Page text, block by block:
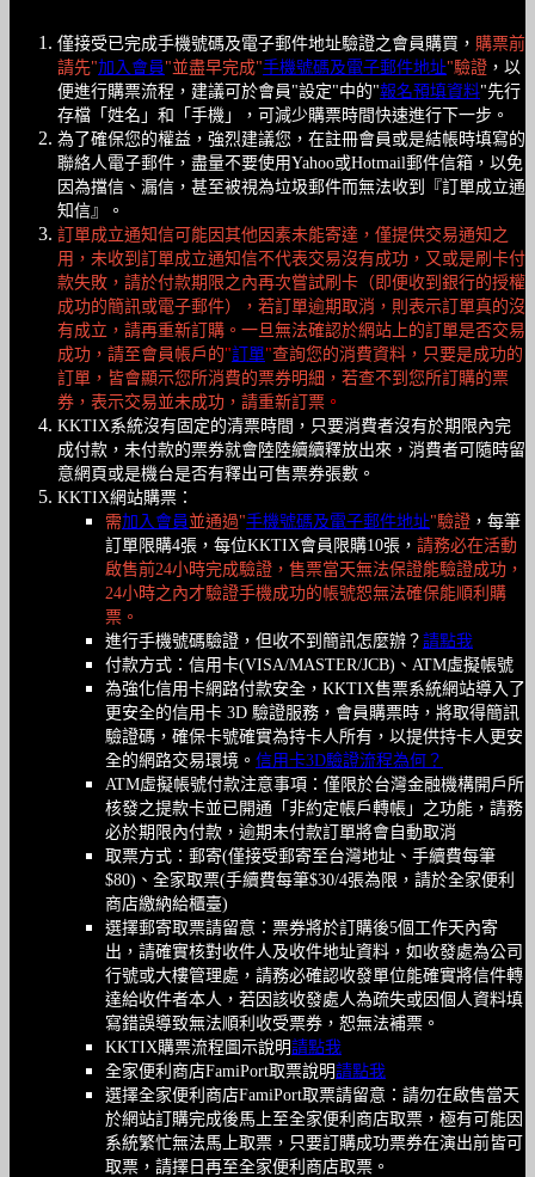
僅接受已完成手機號碼及電子郵件地址驗證之會員購買， 購票前
請先"加入會員 "並盡早完成"手機號碼及電子郵件地址"驗證 ，以
便進行購票流程，建議可於會員"設定"中的"報名預填資料"先行
存檔「姓名」和「手機」，可減少購票時間快速進行下一步。
為了確保您的權益，強烈建議您，在註冊會員或是結帳時填寫的
聯絡人電子郵件，盡量不要使用Yahoo或Hotmail郵件信箱，以免
因為擋信、漏信，甚至被視為垃圾郵件而無法收到『訂單成立通
知信』。
訂單成立通知信可能因其他因素未能寄達，僅提供交易通知之
用，未收到訂單成立通知信不代表交易沒有成功，又或是刷卡付
款失敗，請於付款期限之內再次嘗試刷卡（即便收到銀行的授權
成功的簡訊或電子郵件），若訂單逾期取消，則表示訂單真的沒
有成立，請再重新訂購。一旦無法確認於網站上的訂單是否交易
成功，請至會員帳戶的"訂單"查詢您的消費資料，只要是成功的
訂單，皆會顯示您所消費的票券明細，若查不到您所訂購的票
券，表示交易並未成功，請重新訂票 。
KKTIX系統沒有固定的清票時間，只要消費者沒有於期限內完
成付款，未付款的票券就會陸陸續續釋放出來，消費者可隨時留
意網頁或是機台是否有釋出可售票券張數。
KKTIX網站購票：
需加入會員 並通過"手機號碼及電子郵件地址"驗證 ，每筆
訂單限購4張，每位KKTIX會員限購10張， 請務必在活動
啟售前24小時完成驗證，售票當天無法保證能驗證成功，
24小時之內才驗證手機成功的帳號恕無法確保能順利購
票。
進行手機號碼驗證，但收不到簡訊怎麼辦？ 請點我
付款方式：信用卡(VISA/MASTER/JCB)、ATM虛擬帳號
為強化信用卡網路付款安全，KKTIX售票系統網站導入了
更安全的信用卡 3D 驗證服務，會員購票時，將取得簡訊
驗證碼，確保卡號確實為持卡人所有，以提供持卡人更安
全的網路交易環境。 信用卡3D驗證流程為何？
ATM虛擬帳號付款注意事項：僅限於台灣金融機構開戶所
核發之提款卡並已開通「非約定帳戶轉帳」之功能，請務
必於期限內付款，逾期未付款訂單將會自動取消
取票方式：郵寄(僅接受郵寄至台灣地址、手續費每筆
$80)、全家取票(手續費每筆$30/4張為限，請於全家便利
商店繳納給櫃臺)
選擇郵寄取票請留意：票券將於訂購後5個工作天內寄
出，請確實核對收件人及收件地址資料，如收發處為公司
行號或大樓管理處，請務必確認收發單位能確實將信件轉
達給收件者本人，若因該收發處人為疏失或因個人資料填
寫錯誤導致無法順利收受票券，恕無法補票。
KKTIX購票流程圖示說明請點我
全家便利商店FamiPort取票說明請點我
選擇全家便利商店FamiPort取票請留意：請勿在啟售當天
於網站訂購完成後馬上至全家便利商店取票，極有可能因
系統繁忙無法馬上取票，只要訂購成功票券在演出前皆可
取票，請擇日再至全家便利商店取票。